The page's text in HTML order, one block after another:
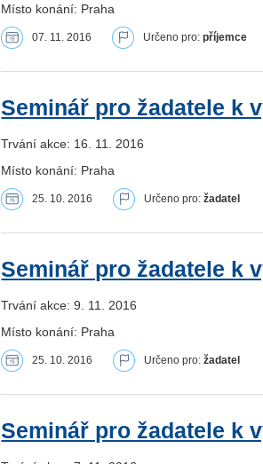
Místo konání: Praha
07. 11. 2016 Určeno pro:příjemce
Seminář pro žadatele k
Trvání akce: 16. 11. 2016
Místo konání: Praha
25. 10. 2016 Určeno pro:žadatel
Seminář pro žadatele k
Trvání akce: 9. 11. 2016
Místo konání: Praha
25. 10. 2016 Určeno pro:žadatel
Seminář pro žadatele k